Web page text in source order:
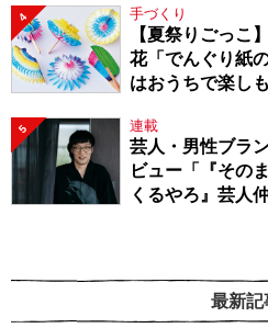
4 手づくり
【夏祭りごっこ
花「でんぐり紙
はおうちで楽し
5 連載
芸人・男性ブラ
ビュー「『その
くるやろ』芸人
最新記